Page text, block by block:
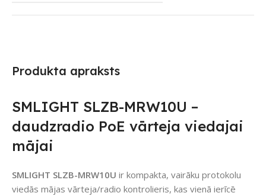
Produkta apraksts
SMLIGHT SLZB-MRW10U –
daudzradio PoE vārteja viedajai
mājai
SMLIGHT SLZB-MRW10U ir kompakta, vairāku protokolu
viedās mājas vārteja/radio kontrolieris, kas vienā ierīcē